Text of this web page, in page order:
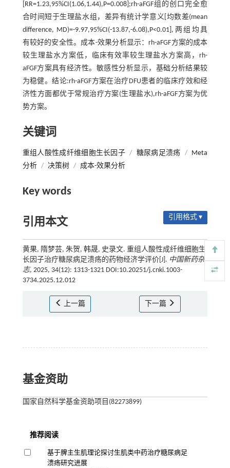
[RR=1.23,95%CI(1.06,1.44),P=0.008];rh-aFGF组的创口完全愈
合时间短于生理盐水组，差异有统计学意义[均数差(mean
difference, MD)=-9.97,95%CI(-13.87,-6.08),P<0.01],两组均具
有较好的安全性。成本-效果分析显示：rh-aFGF方案的成本
较生理盐水方案低，临床有效率较生理盐水方案高，rh-
aFGF方案具有经济性。敏感性分析显示，基础分析结果较
为稳健。结论:rh-aFGF方案在治疗DFU患者的临床疗效和经
济性方面都优于常规治疗方案(生理盐水),rh-aFGF方案为优
势方案。
关键词
重组人酸性成纤维细胞生长因子 / 糖尿病足溃疡 / Meta
分析 / 决策树 / 成本-效果分析
Key words
引用本文 引用格式 ▾
黄果, 隋梦芸, 朱贺, 韩晟, 史录文. 重组人酸性成纤维细胞生
长因子治疗糖尿病足溃疡的药物经济学评价[J]. 中国新药杂
志, 2025, 34(12): 1313-1321 DOI:10.20251/j.cnki.1003-
3734.2025.12.012
上一篇 下一篇
基金资助
国家自然科学基金资助项目(82273899)